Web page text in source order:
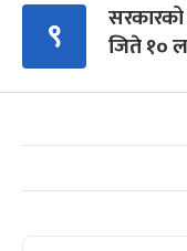
९
सरकारको
जिते १०